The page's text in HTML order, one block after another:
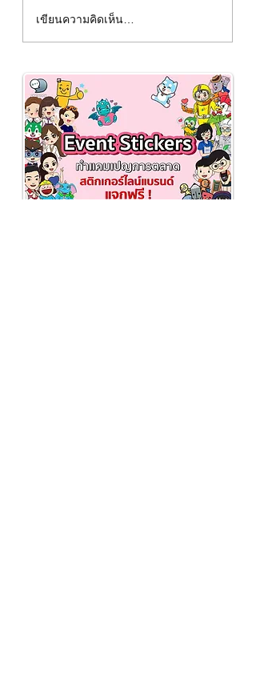
มาสคอต "ห้างทองเจริญ
สัก - HANG THONG
เขียนความคิดเห็น…